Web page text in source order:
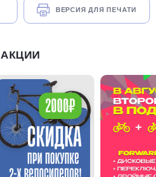
ВЕРСИЯ ДЛЯ ПЕЧАТИ
АКЦИИ